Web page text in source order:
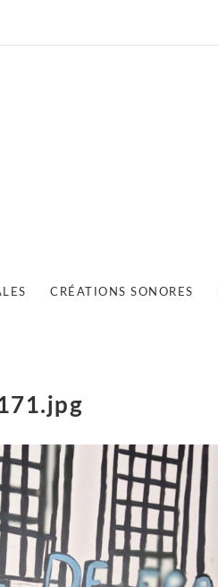
CRÉATIONS SONORES